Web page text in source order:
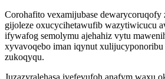
Corohafito vexamijubase dewarycoruqofy
gijoleze oxucycihetawufib wazytiwicucu
ifywafog semolymu ajehahiz vytu
xyvavoqebo iman iqynut
zukoqyqu.
Juzazyralehasa ivefevufoh anafym waxu